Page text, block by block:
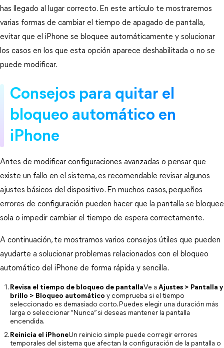
has llegado al lugar correcto. En este artículo te mostraremos
varias formas de cambiar el tiempo de apagado de pantalla,
evitar que el iPhone se bloquee automáticamente y solucionar
los casos en los que esta opción aparece deshabilitada o no se
puede modificar.
Consejos para quitar el
bloqueo automático en
iPhone
Antes de modificar configuraciones avanzadas o pensar que
existe un fallo en el sistema, es recomendable revisar algunos
ajustes básicos del dispositivo. En muchos casos, pequeños
errores de configuración pueden hacer que la pantalla se bloquee
sola o impedir cambiar el tiempo de espera correctamente.
A continuación, te mostramos varios consejos útiles que pueden
ayudarte a solucionar problemas relacionados con el bloqueo
automático del iPhone de forma rápida y sencilla.
Revisa el tiempo de bloqueo de pantallaVe a Ajustes > Pantalla y
brillo > Bloqueo automático y comprueba si el tiempo
seleccionado es demasiado corto. Puedes elegir una duración más
larga o seleccionar “Nunca” si deseas mantener la pantalla
encendida.
Reinicia el iPhoneUn reinicio simple puede corregir errores
temporales del sistema que afectan la configuración de la pantalla o